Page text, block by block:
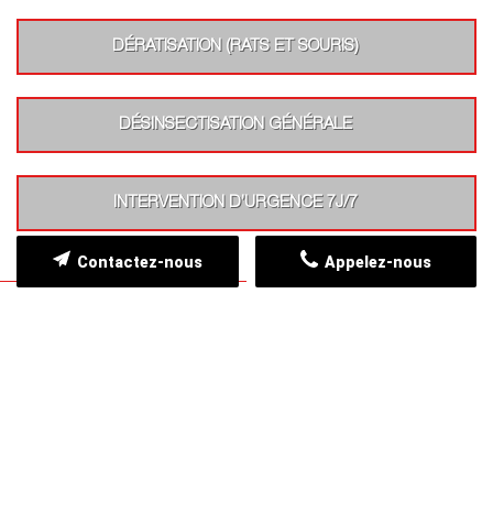
DÉRATISATION (RATS ET SOURIS)
DÉSINSECTISATION GÉNÉRALE
INTERVENTION D’URGENCE 7J/7
Appelez-nous
Contactez-nous